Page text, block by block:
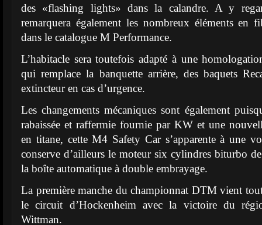
des «flashing lights» dans la calandre. A y
remarquera également les nombreux éléments en
dans le catalogue M Performance.
L’habitacle sera toutefois adapté à une
qui remplace la banquette arrière, des baquets
extincteur en cas d’urgence.
Les changements mécaniques sont également
rabaissée et raffermie fournie par KW et une
en titane, cette M4 Safety Car s’apparente à une
conserve d’ailleurs le moteur six cylindres biturbo
la boîte automatique à double embrayage.
La première manche du championnat DTM vient
le circuit d’Hockenheim avec la victoire du
Wittman.